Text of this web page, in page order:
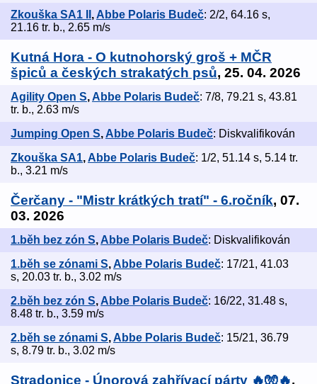
Zkouška SA1 II , Abbe Polaris Budeč: 2/2, 64.16 s,
21.16 tr. b., 2.65 m/s
Kutná Hora - O kutnohorský groš + MČR
špiců a českých strakatých psů, 25. 04. 2026
Agility Open S,Abbe Polaris Budeč: 7/8, 79.21 s, 43.81
tr. b., 2.63 m/s
Jumping Open S, Abbe Polaris Budeč: Diskvalifikován
Zkouška SA1,Abbe Polaris Budeč: 1/2, 51.14 s, 5.14 tr.
b., 3.21 m/s
Čerčany - "Mistr krátkých tratí" - 6.ročník, 07.
03. 2026
1.běh bez zón S, Abbe Polaris Budeč: Diskvalifikován
1.běh se zónami S,Abbe Polaris Budeč: 17/21, 41.03
s, 20.03 tr. b., 3.02 m/s
2.běh bez zón S, Abbe Polaris Budeč: 16/22, 31.48 s,
8.48 tr. b., 3.59 m/s
2.běh se zónami S,Abbe Polaris Budeč: 15/21, 36.79
s, 8.79 tr. b., 3.02 m/s
Stradonice - Únorová zahřívací párty 🔥🧤🔥,